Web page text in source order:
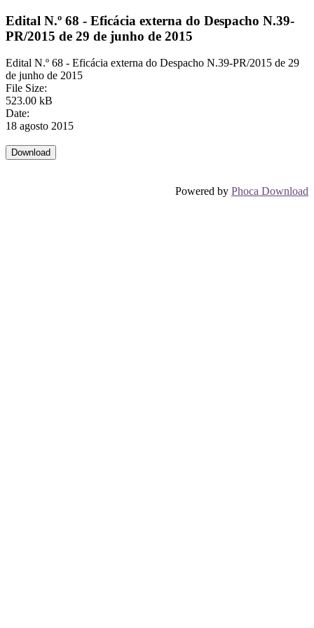
Edital N.º 68 - Eficácia externa do Despacho N.39-
PR/2015 de 29 de junho de 2015
Edital N.º 68 - Eficácia externa do Despacho N.39-PR/2015 de 29
de junho de 2015
File Size:
523.00 kB
Date:
18 agosto 2015
Powered by Phoca Download